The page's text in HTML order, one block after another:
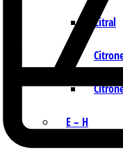
Citral
E – H